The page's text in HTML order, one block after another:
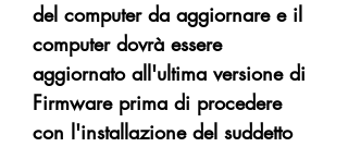
del computer da aggiornare e il
computer dovrà essere
aggiornato all'ultima versione di
Firmware prima di procedere
con l'installazione del suddetto